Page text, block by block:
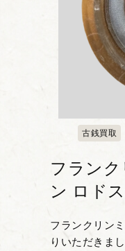
古銭買取
フランク
ン ロド
フランクリン
りいただきま